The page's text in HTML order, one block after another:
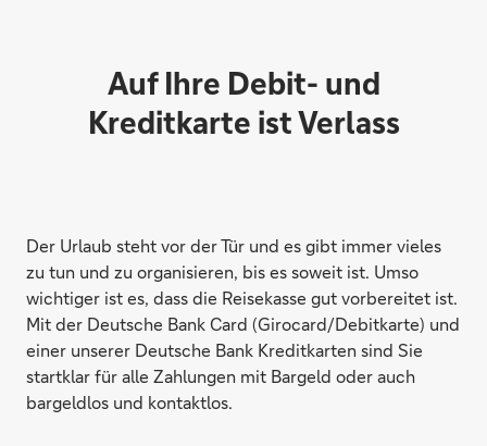
Auf Ihre Debit- und
Kreditkarte ist Verlass
Der Urlaub steht vor der Tür und es gibt immer vieles
zu tun und zu organisieren, bis es soweit ist. Umso
wichtiger ist es, dass die Reisekasse gut vorbereitet ist.
Mit der Deutsche Bank Card (Girocard/Debitkarte) und
einer unserer Deutsche Bank Kreditkarten sind Sie
startklar für alle Zahlungen mit Bargeld oder auch
bargeldlos und kontaktlos.